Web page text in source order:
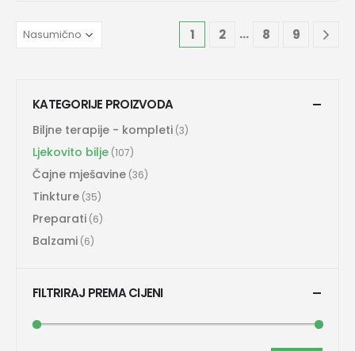
1 2 … 8 9
KATEGORIJE PROIZVODA
Biljne terapije - kompleti (3)
Ljekovito bilje (107)
Čajne mješavine (36)
Tinkture (35)
Preparati (6)
Balzami (6)
FILTRIRAJ PREMA CIJENI